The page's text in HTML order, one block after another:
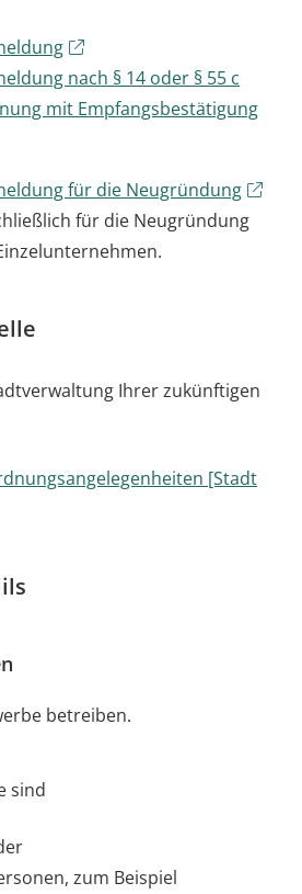
nach § 14 oder § 55 c
mit Empfangsbestätigung
für die Neugründung
für die Neugründung
Ihrer zukünftigen
[Stadt
betreiben.
sind
zum Beispiel